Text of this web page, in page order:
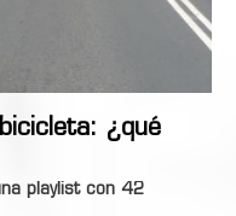
¿qué
playlist con 42